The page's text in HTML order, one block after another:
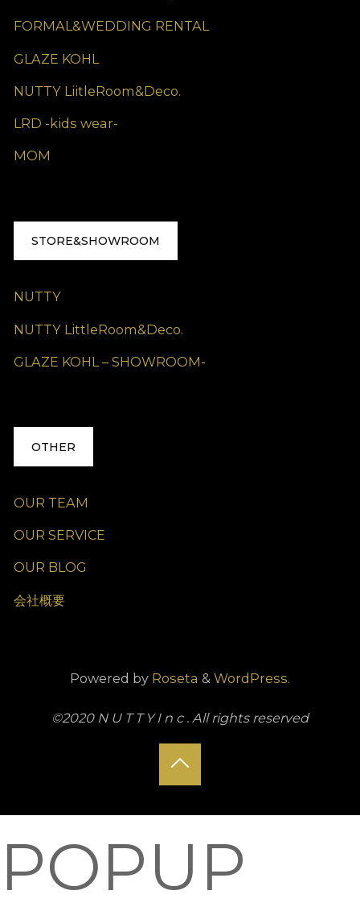
FORMAL&WEDDING RENTAL
GLAZE KOHL
NUTTY LiitleRoom&Deco.
LRD -kids wear-
MOM
STORE&SHOWROOM
NUTTY
NUTTY LittleRoom&Deco.
GLAZE KOHL – SHOWROOM-
OTHER
OUR TEAM
OUR SERVICE
OUR BLOG
会社概要
Powered by Roseta & WordPress.
©2020 N U T T Y I n c . All rights reserved
Back
Top
POPUP